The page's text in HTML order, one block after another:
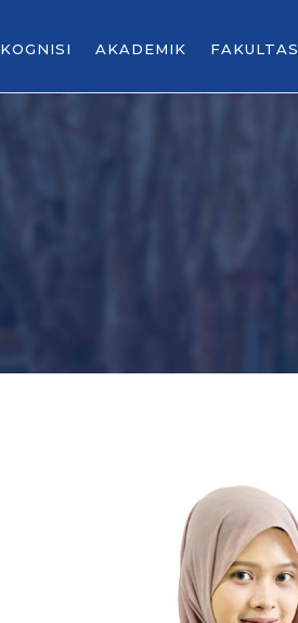
AKADEMIK FAKULTAS